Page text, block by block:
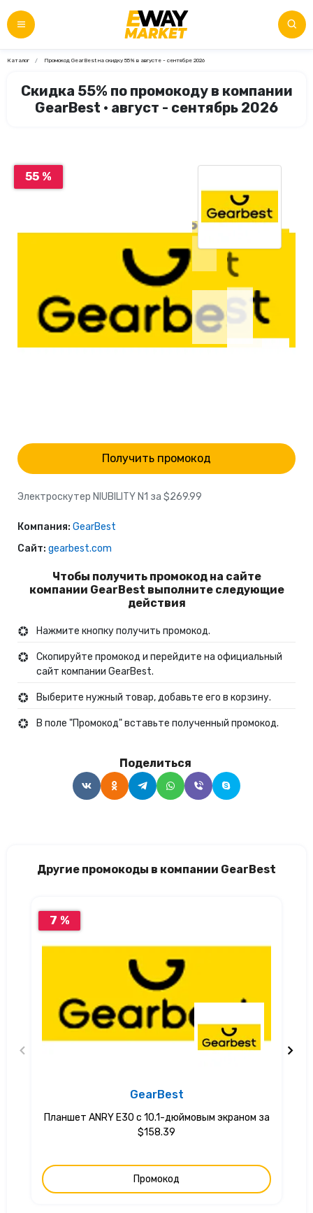
Каталог Промокод GearBest на скидку 55% в августе - сентябре 2026
Скидка 55% по промокоду в компании
GearBest • август - сентябрь 2026
55 %
Получить промокод
Электроскутер NIUBILITY N1 за $269.99
Компания: GearBest
Сайт: gearbest.com
Чтобы получить промокод на сайте
компании GearBest выполните следующие
действия
Нажмите кнопку получить промокод.
Скопируйте промокод и перейдите на официальный
сайт компании GearBest.
Выберите нужный товар, добавьте его в корзину.
В поле "Промокод" вставьте полученный промокод.
Поделиться
Другие промокоды в компании GearBest
7 %
GearBest
Планшет ANRY E30 с 10.1-дюймовым экраном за
$158.39
Промокод